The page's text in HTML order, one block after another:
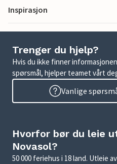
Inspirasjon
Trenger du hjelp?
Hvis du ikke finner
spørsmål, hjelper teamet vårt
Vanlige
Hvorfor bør du leie
Novasol?
50 000 feriehus i 18 land. Utleie